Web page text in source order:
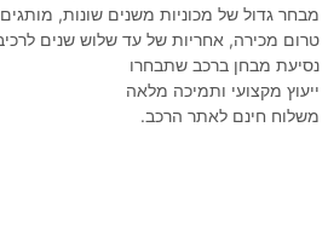
מבחר גדול של מכוניות משנים שונות,
טרום מכירה, אחריות של עד שלוש שנים
נסיעת מבחן ברכב שתבחרו
ייעוץ מקצועי ותמיכה מלאה
משלוח חינם לאתר הרכב.